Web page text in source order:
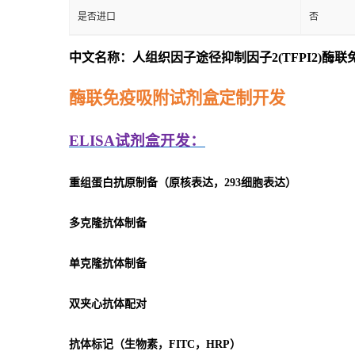
是否进口 否
中文名称：人组织因子途径抑制因子2(TFPI2)酶联
酶联免疫吸附试剂盒定制开发
ELISA试剂盒开发：
重组蛋白抗原制备（原核表达，293细胞表达）
多克隆抗体制备
单克隆抗体制备
双夹心抗体配对
抗体标记（生物素，FITC，HRP）